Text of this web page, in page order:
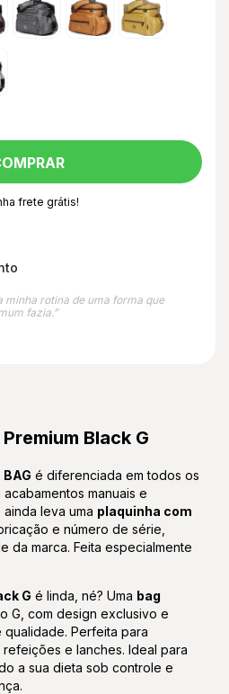
frete grátis!
minha rotina de uma forma que
fazia.”
Black G
BAG é diferenciada em todos os
manuais e
leva uma plaquinha com
e número de série,
da marca. Feita especialmente
G é linda, né? Uma bag
G, com design exclusivo e
Perfeita para
e lanches. Ideal para
a sua dieta sob controle e